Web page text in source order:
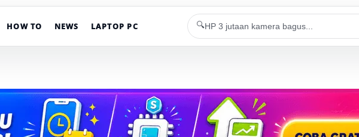
HOW TO NEWS LAPTOP PC 🔍